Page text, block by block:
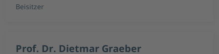
Beisitzer
Prof. Dr. Dietmar Graeber